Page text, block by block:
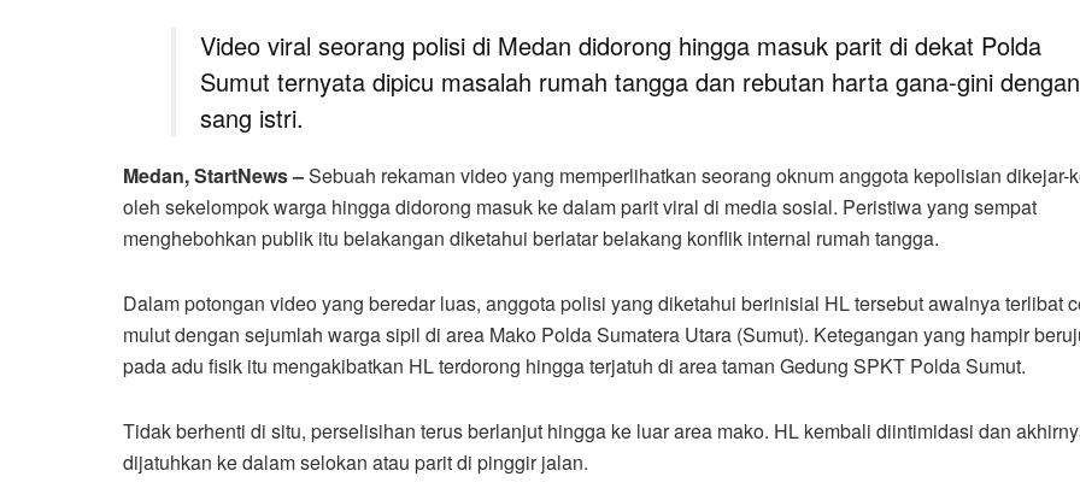
Video viral seorang polisi di Medan didorong hingga masuk parit di dekat Polda
Sumut ternyata dipicu masalah rumah tangga dan rebutan harta gana-gini dengan
sang istri.
Medan, StartNews –Sebuah rekaman video yang memperlihatkan seorang oknum anggota kepolisian dikejar-
oleh sekelompok warga hingga didorong masuk ke dalam parit viral di media sosial. Peristiwa yang sempat
menghebohkan publik itu belakangan diketahui berlatar belakang konflik internal rumah tangga.
Dalam potongan video yang beredar luas, anggota polisi yang diketahui berinisial HL tersebut awalnya terlibat
mulut dengan sejumlah warga sipil di area Mako Polda Sumatera Utara (Sumut). Ketegangan yang hampir
pada adu fisik itu mengakibatkan HL terdorong hingga terjatuh di area taman Gedung SPKT Polda Sumut.
Tidak berhenti di situ, perselisihan terus berlanjut hingga ke luar area mako. HL kembali diintimidasi dan
dijatuhkan ke dalam selokan atau parit di pinggir jalan.